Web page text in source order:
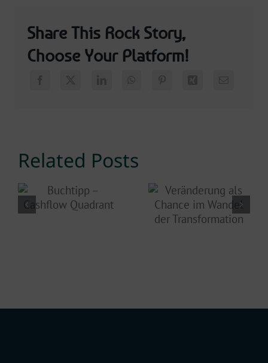
Share This Rock Story,
Choose Your Platform!
Related Posts
– Cashflow
als Chance
im Wandel
der